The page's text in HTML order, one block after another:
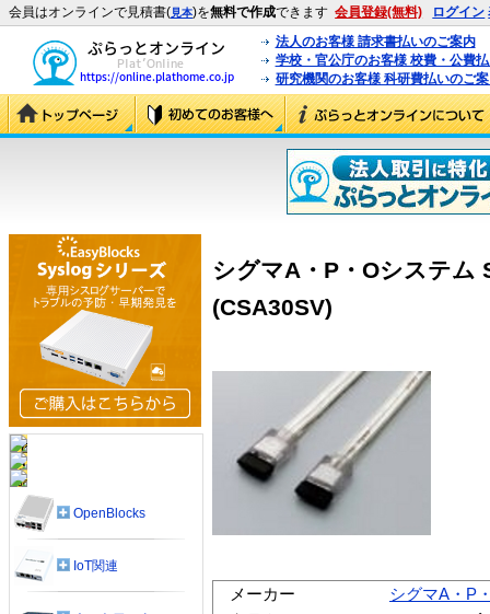
会員はオンラインで見積書(見本)を無料で作成できます 会員登録(無料) ログイン
法人のお客様 請求書払いのご案内
学校・官公庁のお客様 校費・公費
研究機関のお客様 科研費払いのご
シグマA・P・Oシステム
(CSA30SV)
メーカー
シグマA・P
OpenBlocks
IoT関連